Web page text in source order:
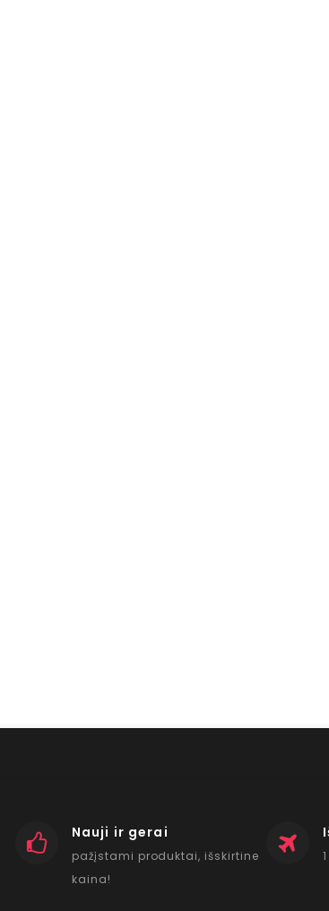
Nauji ir gerai
pažįstami produktai, išskirtine
kaina!